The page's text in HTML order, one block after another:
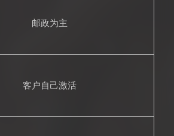
邮政为主
客户自己激活